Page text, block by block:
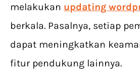
melakukan updating
berkala. Pasalnya, setiap
dapat meningkatkan
fitur pendukung lainnya.